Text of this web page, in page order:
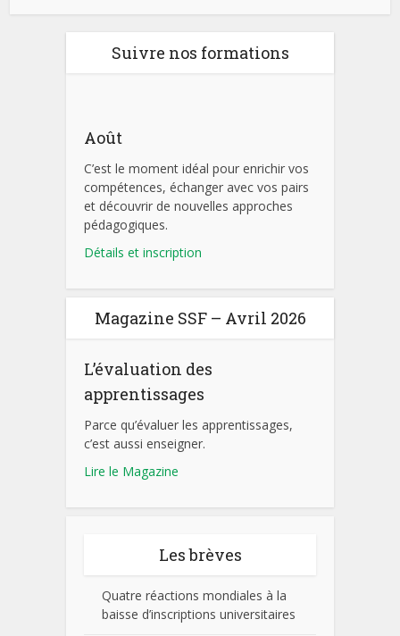
Suivre nos formations
Août
C’est le moment idéal pour enrichir vos
compétences, échanger avec vos pairs
et découvrir de nouvelles approches
pédagogiques.
Détails et inscription
Magazine SSF – Avril 2026
L’évaluation des
apprentissages
Parce qu’évaluer les apprentissages,
c’est aussi enseigner.
Lire le Magazine
Les brèves
Quatre réactions mondiales à la
baisse d’inscriptions universitaires